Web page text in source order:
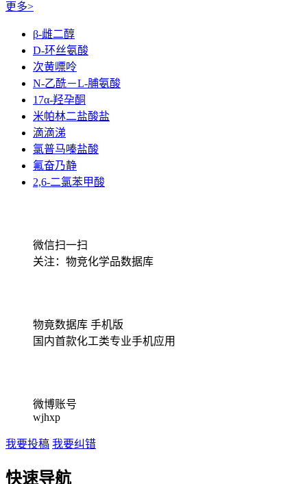
更多>
β-雌二醇
D-环丝氨酸
次黄嘌呤
N-乙酰－L-脯氨酸
17α-羟孕酮
米帕林二盐酸盐
滴滴涕
氯普马嗪盐酸
氟奋乃静
2,6-二氯苯甲酸
微信扫一扫
关注：物竞化学品数据库
物竟数据库 手机版
国内首款化工类专业手机应用
微博账号
wjhxp
我要投稿 我要纠错
快速导航